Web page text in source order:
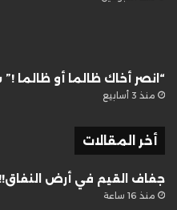
“انصر أخاك ظالما أو ظالما !”
منذ 3 أسابيع
أخر المقالات
جفاف القيم في أرض النفاق!!
منذ 16 ساعة